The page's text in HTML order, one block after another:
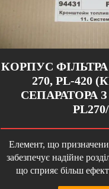
КОРПУС
270, PL-
СЕПАРАТОРА
Елемент, що
забезпечує надійне
що сприяє більш